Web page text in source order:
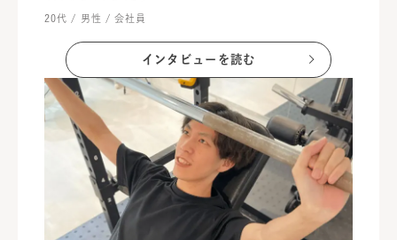
20代 / 男性 / 会社員
インタビューを読む